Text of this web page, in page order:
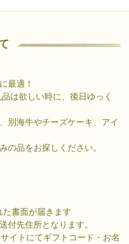
最適！
は欲しい時に、後日ゆっく
別海牛やチーズケーキ、アイ
の品をお探しください。
書面が届きます
付先住所となります。
イトにてギフトコード・お名